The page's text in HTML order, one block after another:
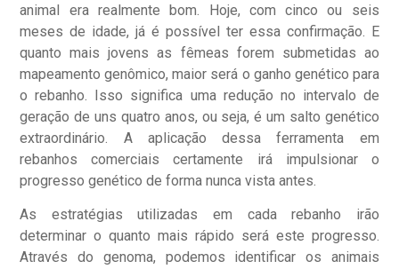
animal era realmente bom. Hoje, com cinco ou seis
meses de idade, já é possível ter essa confirmação. E
quanto mais jovens as fêmeas forem submetidas ao
mapeamento genômico, maior será o ganho genético para
o rebanho. Isso significa uma redução no intervalo de
geração de uns quatro anos, ou seja, é um salto genético
extraordinário. A aplicação dessa ferramenta em
rebanhos comerciais certamente irá impulsionar o
progresso genético de forma nunca vista antes.
As estratégias utilizadas em cada rebanho irão
determinar o quanto mais rápido será este progresso.
Através do genoma, podemos identificar os animais